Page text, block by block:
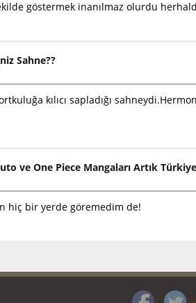
göstermek inanılmaz olurdu
Sahne??
kılıcı sapladığı
ve One Piece Mangaları Artık
hiç bir yerde göremedim de!